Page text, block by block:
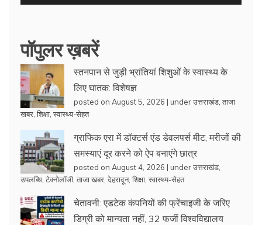
पॉपुलर ख़बरें
स्तनपान से जुड़ी भ्रांतियां शिशुओं के स्वास्थ्य के
लिए घातक: विशेषज्ञ
posted on August 5, 2026 | underउत्तराखंड ताजा
खबर शिक्षा स्वास्थ्य-सेहत
ग्राफिक एरा में डॉक्टर्स एंड डेवलपर्स मीट, मरीजों की
समस्याएं दूर करने को ऐप बनाएंगे छात्र
posted on August 4, 2026 | underउत्तराखंड
उपलब्धि टेक्नोलॉजी ताजा खबर देहरादून, शिक्षा स्वास्थ्य-सेहत
चेतावनी: एडटेक कंपनियों की फ्रेंचाइजी के जरिए
डिग्री को मान्यता नहीं, 32 फर्जी विश्वविद्यालय